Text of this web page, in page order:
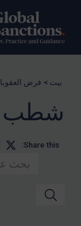
بيت > فرض
شطب
Share this: